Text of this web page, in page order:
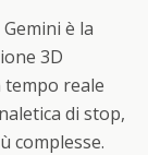
è la
3D
tempo reale
di stop,
complesse.